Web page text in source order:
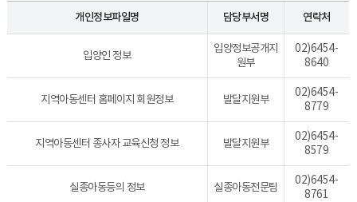
개인정보파일명 담당부서명 연락처
입양인 정보
입양정보공개지
원부
02)6454-
8640
지역아동센터 홈페이지 회원정보 발달지원부
02)6454-
8779
지역아동센터 종사자 교육신청 정보 발달지원부
02)6454-
8579
실종아동등의 정보 실종아동전문팀
02)6454-
8761